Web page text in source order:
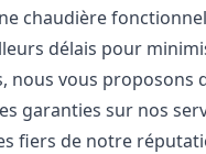
chaudière
délais pour
nous vous proposons
garanties sur nos
fiers de notre